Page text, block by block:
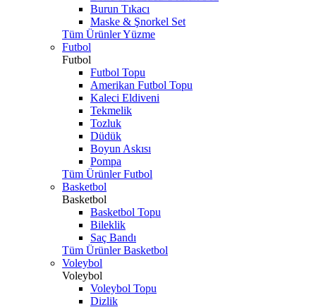
Burun Tıkacı
Maske & Şnorkel Set
Tüm Ürünler Yüzme
Futbol
Futbol
Futbol Topu
Amerikan Futbol Topu
Kaleci Eldiveni
Tekmelik
Tozluk
Düdük
Boyun Askısı
Pompa
Tüm Ürünler Futbol
Basketbol
Basketbol
Basketbol Topu
Bileklik
Saç Bandı
Tüm Ürünler Basketbol
Voleybol
Voleybol
Voleybol Topu
Dizlik